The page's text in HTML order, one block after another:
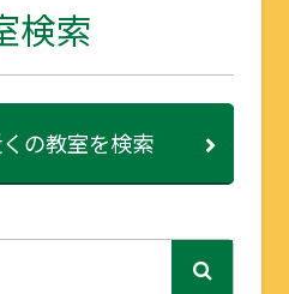
検索
の教室を検索